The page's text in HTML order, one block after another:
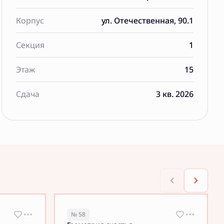
Корпус ул. Отечественная, 90.1
Секция 1
Этаж 15
Сдача 3 кв. 2026
№ 58